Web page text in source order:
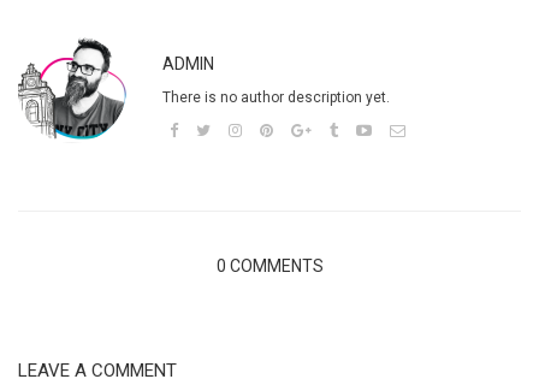
ADMIN
There is no author description yet.
0 COMMENTS
LEAVE A COMMENT